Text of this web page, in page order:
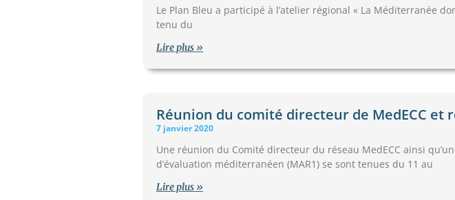
Le Plan Bleu a participé à l’atelier régional « La Méditerranée
tenu du
Lire plus »
Réunion du comité directeur de MedECC
7 janvier 2020
Une réunion du Comité directeur du réseau MedECC ainsi
d’évaluation méditerranéen (MAR1) se sont tenues du 11 au
Lire plus »